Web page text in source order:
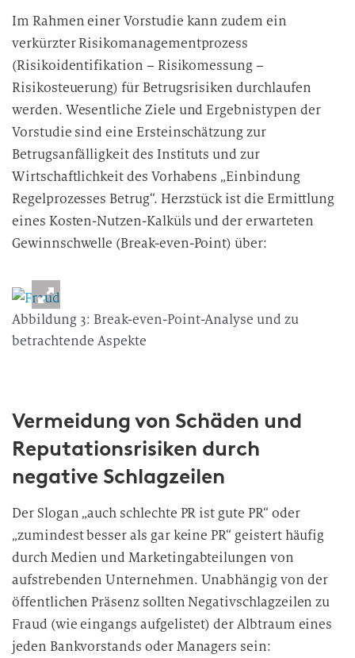
Im Rahmen einer Vorstudie kann zudem ein
verkürzter Risikomanagementprozess
(Risikoidentifikation – Risikomessung –
Risikosteuerung) für Betrugsrisiken durchlaufen
werden. Wesentliche Ziele und Ergebnistypen der
Vorstudie sind eine Ersteinschätzung zur
Betrugsanfälligkeit des Instituts und zur
Wirtschaftlichkeit des Vorhabens „Einbindung
Regelprozesses Betrug“. Herzstück ist die Ermittlung
eines Kosten-Nutzen-Kalküls und der erwarteten
Gewinnschwelle (Break-even-Point) über:
Abbildung 3: Break-even-Point-Analyse und zu
betrachtende Aspekte
Vermeidung von Schäden und
Reputationsrisiken durch
negative Schlagzeilen
Der Slogan „auch schlechte PR ist gute PR“ oder
„zumindest besser als gar keine PR“ geistert häufig
durch Medien und Marketingabteilungen von
aufstrebenden Unternehmen. Unabhängig von der
öffentlichen Präsenz sollten Negativschlagzeilen zu
Fraud (wie eingangs aufgelistet) der Albtraum eines
jeden Bankvorstands oder Managers sein: